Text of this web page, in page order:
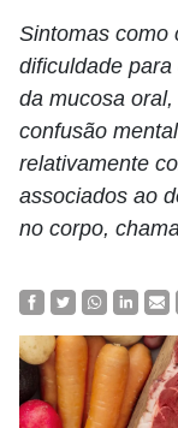
Sintomas como
dificuldade
da mucosa
confusão
relativamente
associados ao
no corpo,